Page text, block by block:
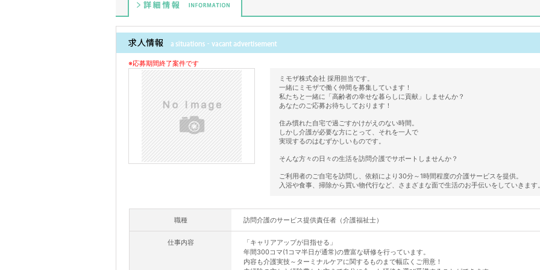
※応募期間終了案件です
ミモザ株式会社 採用担当です。
一緒にミモザで働く仲間を募集しています！
私たちと一緒に「高齢者の幸せな暮らしに貢献」しませんか？
あなたのご応募お待ちしております！
住み慣れた自宅で過ごすかけがえのない時間。
しかし介護が必要な方にとって、それを一人で
実現するのはむずかしいものです。
そんな方々の日々の生活を訪問介護でサポートしませんか？
ご利用者のご自宅を訪問し、依頼により30分～1時間程度の介護サービスを提供。
入浴や食事、掃除から買い物代行など、さまざまな面で生活のお手伝いをしていきます
職種 訪問介護のサービス提供責任者（介護福祉士）
仕事内容
「キャリアアップが目指せる」
年間300コマ(1コマ半日が通常)の豊富な研修を行っています。
内容も介護実技～ターミナルケアに関するものまで幅広くご用意！